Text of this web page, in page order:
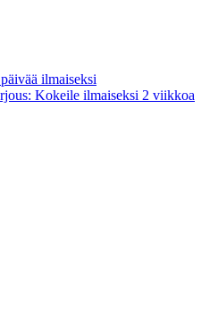
ilmaiseksi
Kokeile ilmaiseksi 2 viikkoa